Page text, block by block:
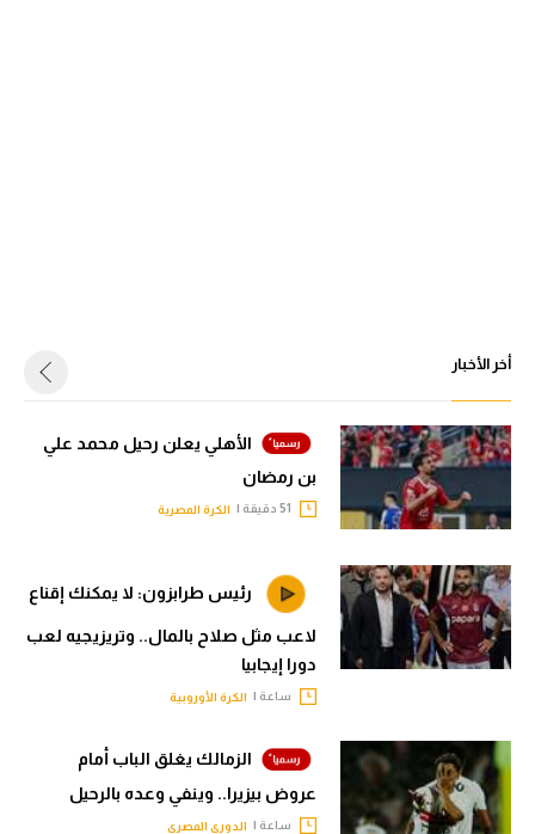
أخر الأخبار
الأهلي يعلن رحيل محمد علي
بن رمضان
الكرة المصرية
رئيس طرابزون: لا يمكنك إقناع
لاعب مثل صلاح بالمال.. وتريزيجيه لعب
دورا إيجابيا
ساعة | الكرة الأوروبية
الزمالك يغلق الباب أمام
عروض بيزيرا.. وينفي وعده بالرحيل
ساعة | الدوري المصري